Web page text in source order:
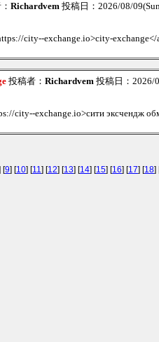
Richardvem 投稿日：2026/08/
city--exchange.io>city-exchange</
投稿者： Richardvem 投稿日：2026/
city--exchange.io>сити эксчендж
[9] [10] [11] [12] [13] [14] [15] [16] [17] [18]